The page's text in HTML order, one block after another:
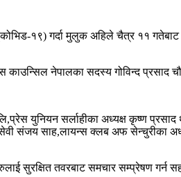
१९) गर्दा मुलुक अहिले चैत्र ११
नेपालका सदस्य गोविन्द प्रसाद
युनियन सर्लाहीका अध्यक्ष कृष्ण
संजय साह,लायन्स क्लब अफ सेन्चुरीका
सुरक्षित तवरबाट समचार सम्प्रेषण